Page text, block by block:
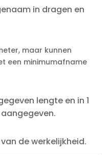
in dragen en
maar kunnen
een minimumafname
lengte en in 1
de werkelijkheid.